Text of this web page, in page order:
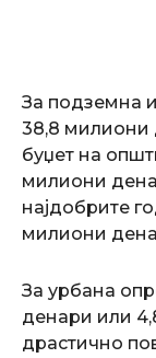
За подземна
38,8 милиони
буџет на
милиони
најдобрите
милиони
За урбана
денари или
драстично